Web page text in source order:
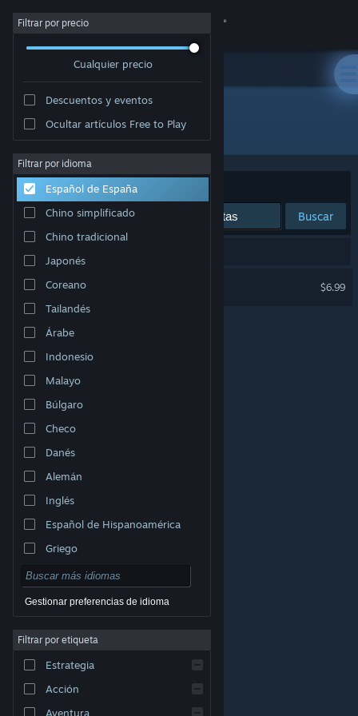
Iniciar sesión
Acerca de
Soporte
Cambiar idioma
Descargar Steam Mobile
Ver versión clásica
© Valve Corporation. Todos los derechos reservados.
respectivos dueños en EE. UU. y otros países.
Acuerdo de Suscriptor a Steam
Cookies
Filtrar por precio
Cualquier precio
Descuentos y eventos
Ocultar artículos Free to Play
Filtrar por idioma
Español de España
Chino simplificado
Chino tradicional
Japonés
Coreano
Tailandés
Árabe
Indonesio
Malayo
Búlgaro
Checo
Danés
Alemán
Inglés
Español de Hispanoamérica
Griego
Gestionar preferencias de idioma
Filtrar por etiqueta
Estrategia
Acción
Aventura
Desarrollador: SixpenceTech
Ordenar por Relevancia
Buscar
$6.99